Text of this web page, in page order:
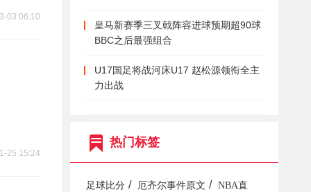
03 06:10
25 15:24
皇马新赛季三叉戟阵容进球预期超90球
BBC之后最强组合
U17国足将战河床U17 赵松源领衔全主
力出战
热门标签
足球比分 / 厄齐尔事件原文 /
NBA直